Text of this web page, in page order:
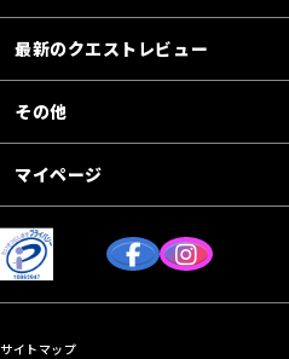
最新のクエストレビュー
その他
マイページ
サイトマップ